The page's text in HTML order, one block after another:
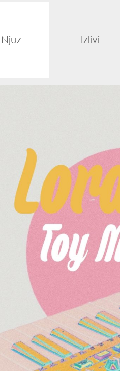
Njuz Izlivi